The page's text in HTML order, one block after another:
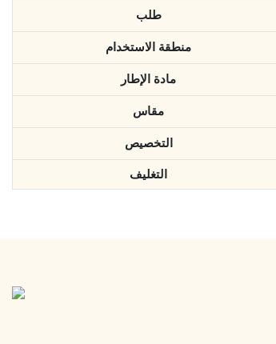
طلب
منطقة الاستخدام
مادة الإطار
مقاس
التخصيص
التغليف